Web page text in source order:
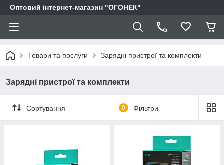
Оптовий інтернет-магазин "ОГОНЕК"
Товари та послуги Зарядні пристрої та комплекти
Зарядні пристрої та комплекти
Сортування 0 Фільтри